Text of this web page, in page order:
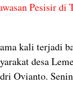
Pesisir di
kali terjadi
desa
Ovianto.